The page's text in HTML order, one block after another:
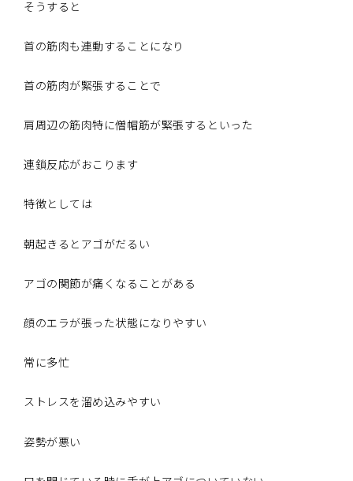
そうすると
首の筋肉も連動することになり
首の筋肉が緊張することで
肩周辺の筋肉特に僧帽筋が緊張するといった
連鎖反応がおこります
特徴としては
朝起きるとアゴがだるい
アゴの関節が痛くなることがある
顔のエラが張った状態になりやすい
常に多忙
ストレスを溜め込みやすい
姿勢が悪い